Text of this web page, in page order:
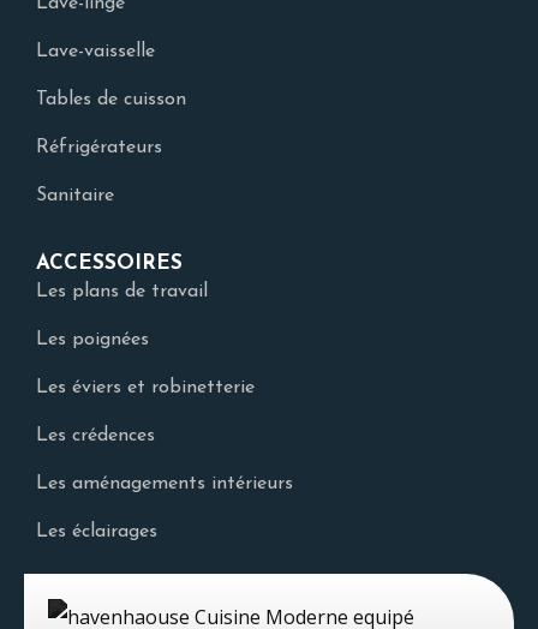
Lave-vaisselle
Tables de cuisson
Réfrigérateurs
Sanitaire
ACCESSOIRES
Les plans de travail
Les poignées
Les éviers et robinetterie
Les crédences
Les aménagements intérieurs
Les éclairages